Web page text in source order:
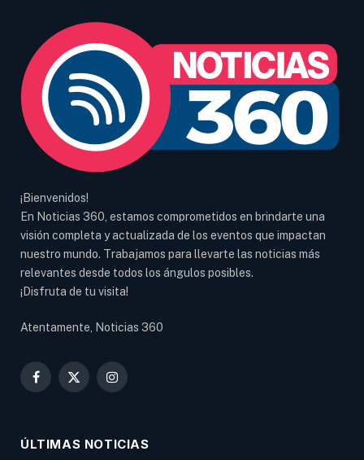
¡Bienvenidos!
En Noticias 360, estamos comprometidos en brindarte una
visión completa y actualizada de los eventos que impactan
nuestro mundo. Trabajamos para llevarte las noticias más
relevantes desde todos los ángulos posibles.
¡Disfruta de tu visita!
Atentamente, Noticias 360
Facebook
X
Instagram
ÚLTIMAS NOTICIAS